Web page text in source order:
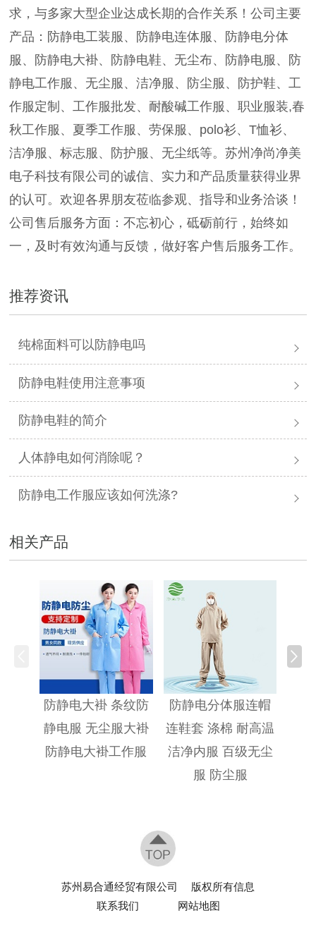
求，与多家大型企业达成长期的合作关系！公司主要
产品：防静电工装服、防静电连体服、防静电分体
服、防静电大褂、防静电鞋、无尘布、防静电服、防
静电工作服、无尘服、洁净服、防尘服、防护鞋、工
作服定制、工作服批发、耐酸碱工作服、职业服装,春
秋工作服、夏季工作服、劳保服、polo衫、T恤衫、
洁净服、标志服、防护服、无尘纸等。苏州净尚净美
电子科技有限公司的诚信、实力和产品质量获得业界
的认可。欢迎各界朋友莅临参观、指导和业务洽谈！
公司售后服务方面：不忘初心，砥砺前行，始终如
一，及时有效沟通与反馈，做好客户售后服务工作。
推荐资讯
纯棉面料可以防静电吗
防静电鞋使用注意事项
防静电鞋的简介
人体静电如何消除呢？
防静电工作服应该如何洗涤?
相关产品
防静电大褂 条纹防
静电服 无尘服大褂
防静电大褂工作服
防静电分体服连帽
连鞋套 涤棉 耐高温
洁净内服 百级无尘
服 防尘服
防
苏州易合通经贸有限公司
版权所有信息
联系我们
网站地图